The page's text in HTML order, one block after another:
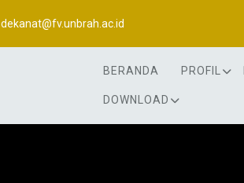
dekanat@fv.unbrah.ac.id
BERANDA PROFIL
DOWNLOAD